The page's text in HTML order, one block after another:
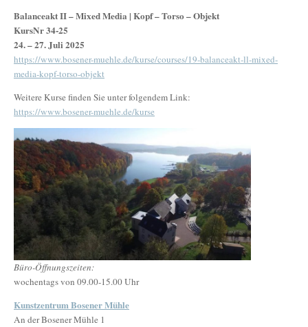
Balanceakt II – Mixed Media | Kopf – Torso – Objekt
KursNr 34-25
24. – 27. Juli 2025
https://www.bosener-muehle.de/kurse/courses/19-balanceakt-ll-mixed-
media-kopf-torso-objekt
Weitere Kurse finden Sie unter folgendem Link:
https://www.bosener-muehle.de/kurse
Büro-Öffnungszeiten:
wochentags von 09.00-15.00 Uhr
Kunstzentrum Bosener Mühle
An der Bosener Mühle 1